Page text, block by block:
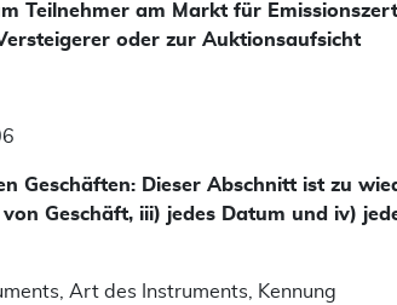
Teilnehmer am Markt für
oder zur Auktionsaufsicht
Geschäften: Dieser Abschnitt ist zu
Geschäft, iii) jedes Datum und iv)
Art des Instruments, Kennung